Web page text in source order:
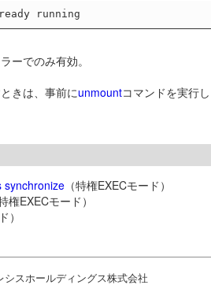
ーでのみ有効。
きは、事前にunmountコマンドを実行
synchronize （特権EXECモード）
特権EXECモード）
）
スホールディングス株式会社